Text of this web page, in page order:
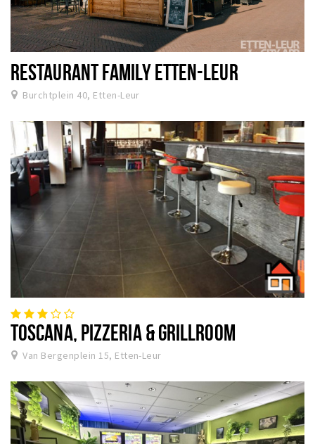
RESTAURANT FAMILY ETTEN-LEUR
Burchtplein 40, Etten-Leur
TOSCANA, PIZZERIA & GRILLROOM
Van Bergenplein 15, Etten-Leur